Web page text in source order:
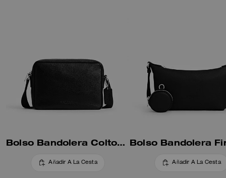
Bolso Bandolera Colton 25
Añadir A La Cesta Añadir A La Cesta